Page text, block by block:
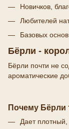
Новичков,
Любителей
Базовых
Бёрли -
Бёрли почти не
ароматические
Почему Бёрли
Дает